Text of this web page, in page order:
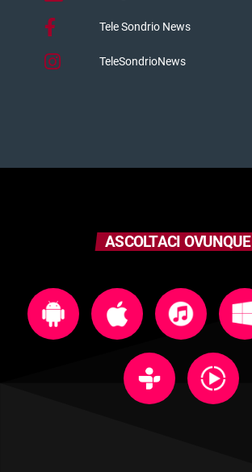
Tele Sondrio News
TeleSondrioNews
ASCOLTACI OVUNQUE